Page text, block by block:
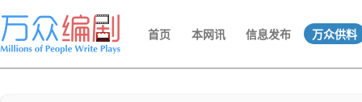
首页 本网讯 信息发布 万众供料